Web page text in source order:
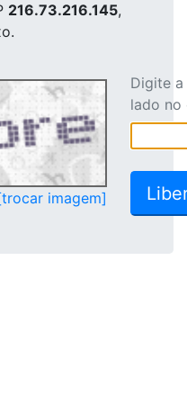
216.73.216.145,
imagem]
Digite
lado no